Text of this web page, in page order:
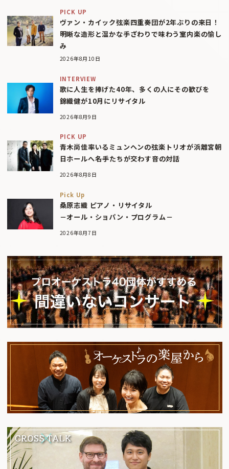
PICK UP
ヴァン・カイック弦楽四重奏団が2年ぶりの来日！
明晰な造形と温かな手ざわりで味わう室内楽の愉し
み
2026年8月10日
INTERVIEW
歌に人生を捧げた40年、多くの人にその歓びを
錦織健が10月にリサイタル
2026年8月9日
PICK UP
青木尚佳率いるミュンヘンの弦楽トリオが浜離宮朝
日ホールへ――名手たちが交わす音の対話
2026年8月8日
Pick Up
桑原志織 ピアノ・リサイタル
－オール・ショパン・プログラム－
2026年8月7日